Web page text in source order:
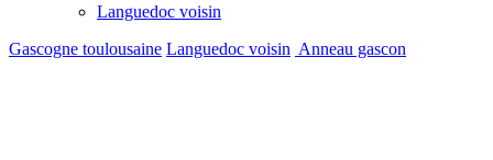
Languedoc voisin
Gascogne toulousaine Languedoc voisin Anneau gascon